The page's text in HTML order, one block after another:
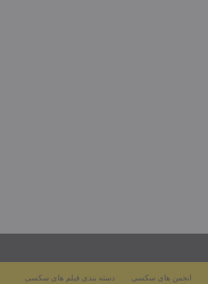
دسته بندی فیلم های سکسی انجمن های سکسی